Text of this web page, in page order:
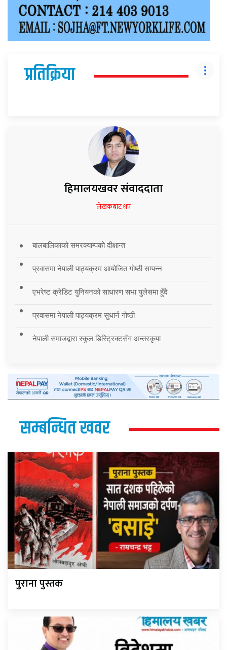
प्रतिक्रिया
हिमालयखवर संवाददाता
लेखकबाट थप
बालबालिकाको समरक्याम्पको दीक्षान्त
प्रवासमा नेपाली पाठ्यक्रम आयोजित गोष्ठी सम्पन्न
एभरेष्ट क्रेडिट युनियनको साधारण सभा युलेसमा हुँदै
प्रवासमा नेपाली पाठ्यक्रम सुधार्न गोष्ठी
नेपाली समाजद्वारा स्कुल डिस्ट्रिक्टसँग अन्तरकृया
सम्बन्धित खवर
पुराना पुस्तक